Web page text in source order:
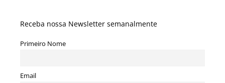
Receba nossa Newsletter semanalmente
Primeiro Nome
Email